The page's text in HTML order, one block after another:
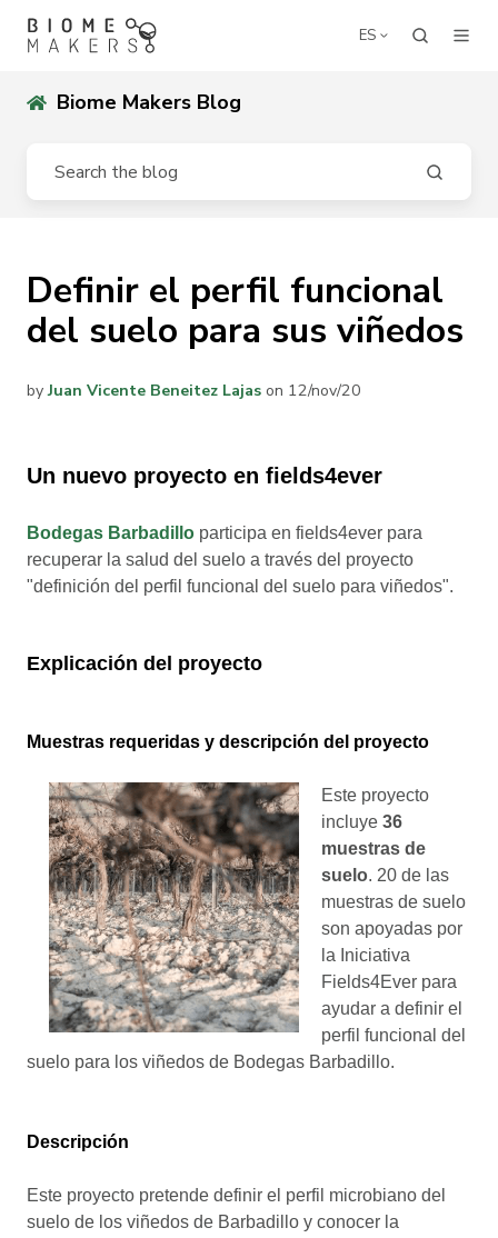
ES
Biome Makers Blog
Definir el perfil funcional
del suelo para sus viñedos
byJuan Vicente Beneitez Lajas on 12/nov/20
Un nuevo proyecto en fields4ever
Bodegas Barbadillo participa en fields4ever para
recuperar la salud del suelo a través del proyecto
"definición del perfil funcional del suelo para viñedos".
Explicación del proyecto
Muestras requeridas y descripción del proyecto
Este proyecto
incluye 36
muestras de
suelo. 20 de las
muestras de suelo
son apoyadas por
la Iniciativa
Fields4Ever para
ayudar a definir el
perfil funcional del
suelo para los viñedos de Bodegas Barbadillo.
Descripción
Este proyecto pretende definir el perfil microbiano del
suelo de los viñedos de Barbadillo y conocer la